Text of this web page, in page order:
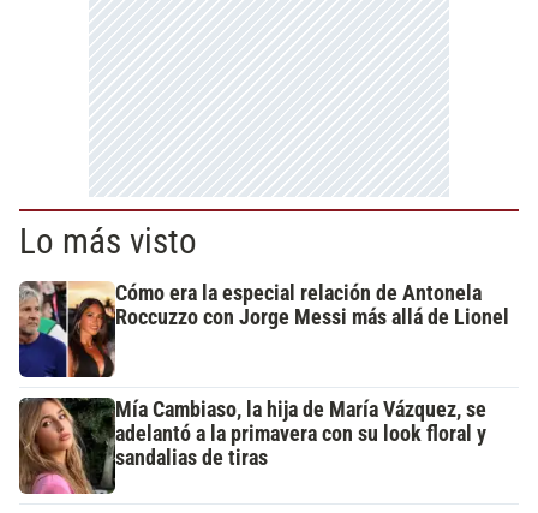
Lo más visto
Cómo era la especial relación de Antonela
Roccuzzo con Jorge Messi más allá de Lionel
Mía Cambiaso, la hija de María Vázquez, se
adelantó a la primavera con su look floral y
sandalias de tiras